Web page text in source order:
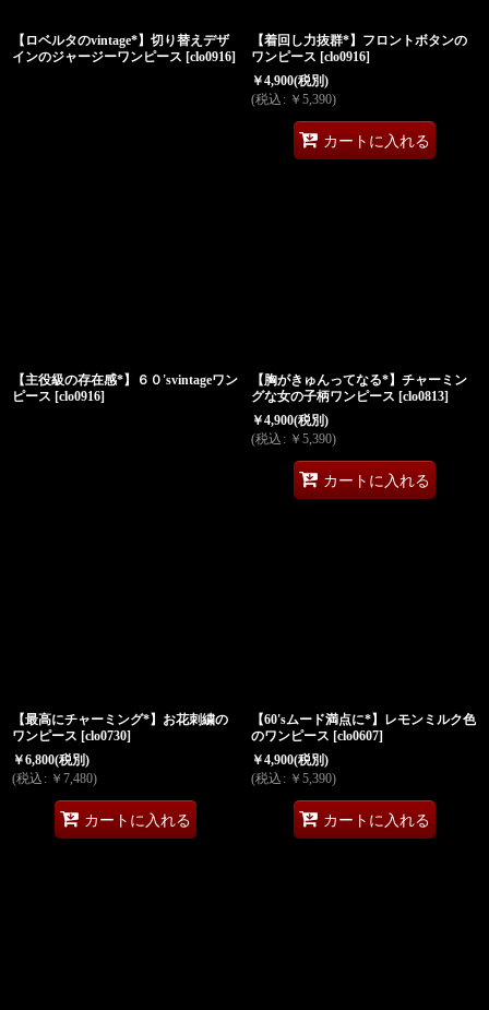
【ロベルタのvintage*】切り替えデザ
インのジャージーワンピース [clo0916]
【着回し力抜群*】フロントボタンの
ワンピース [clo0916]
￥4,900(税別)
(税込 : ￥ 5,390)
カートに入れる
【主役級の存在感*】６０'svintageワン
ピース [clo0916]
【胸がきゅんってなる*】チャーミン
グな女の子柄ワンピース [clo0813]
￥4,900(税別)
(税込 : ￥ 5,390)
カートに入れる
【最高にチャーミング*】お花刺繍の
ワンピース [clo0730]
￥6,800(税別)
(税込 : ￥ 7,480)
カートに入れる
【60'sムード満点に*】レモンミルク色
のワンピース [clo0607]
￥4,900(税別)
(税込 : ￥ 5,390)
カートに入れる